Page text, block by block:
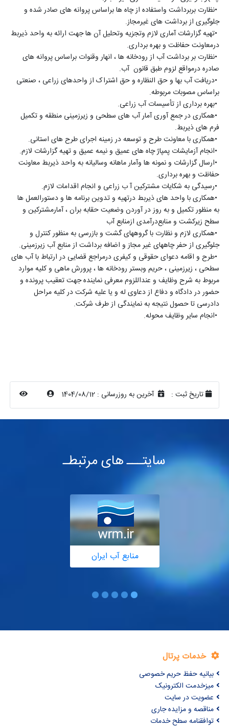
•نظارت بربرداشت واستفاده از چاه ها براساس پروانه های صادر شده و
جلوگیری از برداشت های غیرمجاز.
•تهیه گزارشات آماری لازم وتجزیه وتحلیل آن ها جهت ارائه به واحد ذیربط
درمعاونت حفاظت و بهره برداری.
•نظارت بر برداشت آب از رودخانه ها ، انهار وقنوات براساس پروانه های
صادره درمواقع لزوم طبق قانون آب.
•دریافت آب بها و حق النظاره و حق اشتراک از واحدهای زراعی ، صنعتی
براساس مصوبات مربوطه.
•بهره برداری از تأسیسات آب زراعی.
•همکاری در جمع آوری آمار آب های سطحی و زیرزمینی منطقه و تکمیل
فرم های ذیربط.
•همکاری با معاونت طرح و توسعه در زمینه اجرای طرح های استانی.
•انجام آزمایشات پمپاژ چاه های عمیق و نیمه عمیق و تهیه گزارشات لازم.
•ارسال گزارشات و نمونه ها وآمار ماهانه وسالیانه به واحد ذیربط معاونت
حفاظت و بهره برداری.
•رسیدگی به شکایات مشترکین آ ب زراعی و انجام اقدامات لازم.
•همکاری با واحد های ذیربط درتهیه و تدوین برنامه ها و دستورالعمل ها
به منظور تکمیل و به روز در آوردن وضعیت حقابه بران ، آمارمشترکین و
سطح زیرکشت و منابع‌درآمدی ازمنابع آب
•همکاری لازم و نظارت با گروههای گشت و بازرسی به منظور کنترل و
جلوگیری از حفر چاههای غیر مجاز و اضافه برداشت از منابع آب زیرزمینی.
•طرح و اقامه دعوای حقوقی و کیفری درمراجع قضایی در ارتباط با آب های
سطحی ، زیرزمینی ، حریم وبستر رودخانه ها ، پرورش ماهی و کلیه موارد
مربوط به شرح وظایف و عنداللزوم معرفی نماینده جهت تعقیب پرونده و
حضور در دادگاه و دفاع از دعاوی له و یا علیه شرکت در کلیه مراحل
دادرسی تا حصول نتیجه به نمایندگی از طرف شرکت.
•انجام سایر وظایف محوله.
تاریخ ثبت : آخرین به روزرسانی :1404/08/12
سایتـــ های مرتبطـ
منابع آب ایران
خدمات پرتال
بیانیه حفظ حریم خصوصی
میزخدمت الکترونیک
عضویت در سایت
مناقصه و مزایده جاری
توافقنامه سطح خدمات